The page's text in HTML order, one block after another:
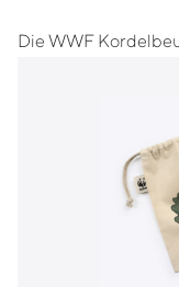
Die WWF